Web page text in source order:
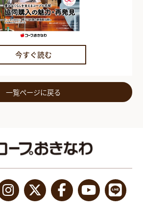
今すぐ読む
一覧ページに戻る